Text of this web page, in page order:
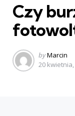
Czy
Posted
by
byMarcin
20 kwietnia,